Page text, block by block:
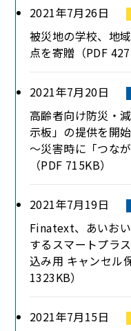
2021年7月26日
被災地の学校、地
点を寄贈（PDF
2021年7月20日
高齢者向け防災・
示板」の提供を開始
～災害時に「つな
（PDF 715KB）
2021年7月19日
Finatext、あいお
するスマートプラ
込み用 キャンセル
1323KB）
2021年7月15日